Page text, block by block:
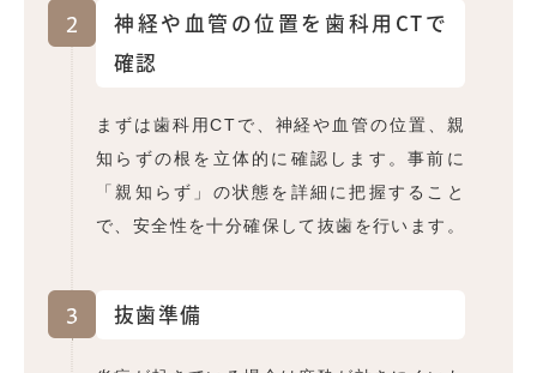
2
神経や血管の位置を歯科用CTで
確認
まずは歯科用CTで、神経や血管の位置、親
知らずの根を立体的に確認します。事前に
「親知らず」の状態を詳細に把握すること
で、安全性を十分確保して抜歯を行います。
3 抜歯準備